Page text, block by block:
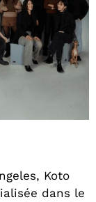
Koto
dans le